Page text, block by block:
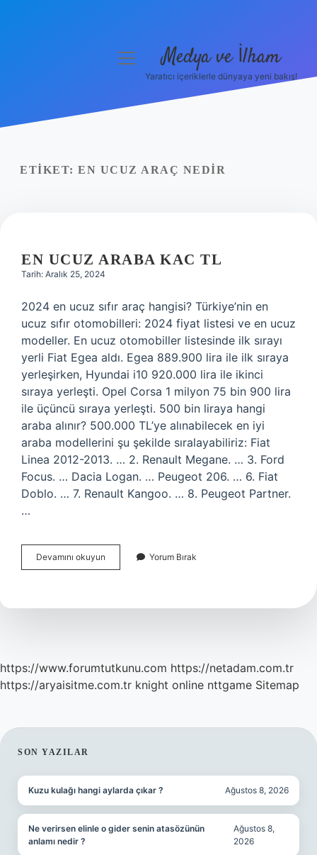
Yasal Uyarı
menüyüMedya ve İlham
Yaratıcı içeriklerle dünyaya yeni bakış!
ETIKET: EN UCUZ ARAÇ NEDIR
EN UCUZ ARABA KAC TL
Tarih: Aralık 25, 2024
2024 en ucuz sıfır araç hangisi? Türkiye’nin en
ucuz sıfır otomobilleri: 2024 fiyat listesi ve en ucuz
modeller. En ucuz otomobiller listesinde ilk sırayı
yerli Fiat Egea aldı. Egea 889.900 lira ile ilk sıraya
yerleşirken, Hyundai i10 920.000 lira ile ikinci
sıraya yerleşti. Opel Corsa 1 milyon 75 bin 900 lira
ile üçüncü sıraya yerleşti. 500 bin liraya hangi
araba alınır? 500.000 TL’ye alınabilecek en iyi
araba modellerini şu şekilde sıralayabiliriz: Fiat
Linea 2012-2013. … 2. Renault Megane. … 3. Ford
Focus. … Dacia Logan. … Peugeot 206. … 6. Fiat
Doblo. … 7. Renault Kangoo. … 8. Peugeot Partner.
…
Devamını okuyun
Ucuz
Tl
Yorum Bırak
https://www.forumtutkunu.com https://netadam.com.tr
https://aryaisitme.com.tr knight online nttgame Sitemap
SIDEBAR
SON YAZILAR
Kuzu kulağı hangi aylarda çıkar ? Ağustos 8, 2026
Ne verirsen elinle o gider senin atasözünün
anlamı nedir ?
Ağustos 8,
2026